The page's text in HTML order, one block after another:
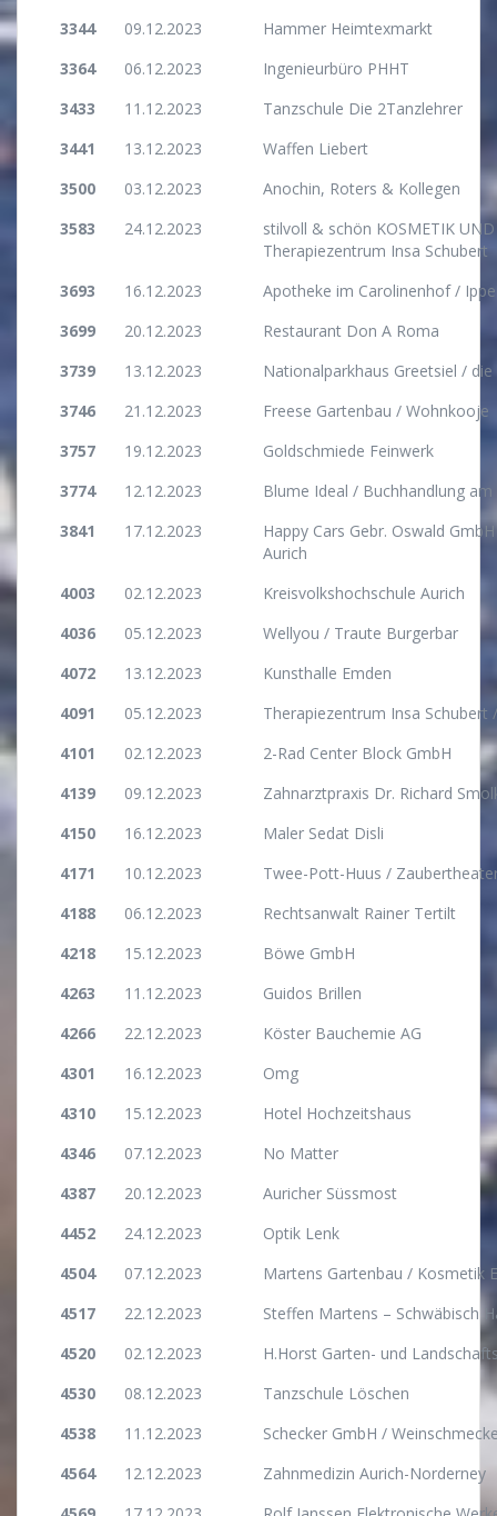
3344 09.12.2023
Hammer Heimtexmarkt
3364
06.12.2023
Ingenieurbüro PHHT
3433
11.12.2023
Tanzschule Die 2Tanzlehrer
3441
13.12.2023
Waffen Liebert
3500
03.12.2023
Anochin, Roters & Kollegen
3583
24.12.2023
stilvoll & schön KOSMETIK
Therapiezentrum Insa Schubert
3693
16.12.2023
Apotheke im Carolinenhof / Ippe
3699
20.12.2023
Restaurant Don A Roma
3739
13.12.2023
Nationalparkhaus Greetsiel / die
3746
21.12.2023
Freese Gartenbau / Wohnkooje
3757
19.12.2023
Goldschmiede Feinwerk
3774
12.12.2023
Blume Ideal / Buchhandlung am
3841
17.12.2023
Happy Cars Gebr. Oswald
Aurich
4003
02.12.2023
Kreisvolkshochschule Aurich
4036
05.12.2023
Wellyou / Traute Burgerbar
4072
13.12.2023
Kunsthalle Emden
4091
05.12.2023
Therapiezentrum Insa Schubert
4101
02.12.2023
2-Rad Center Block GmbH
4139
09.12.2023
Zahnarztpraxis Dr. Richard
4150
16.12.2023
Maler Sedat Disli
4171
10.12.2023
Twee-Pott-Huus /
4188
06.12.2023
Rechtsanwalt Rainer Tertilt
4218
15.12.2023
Böwe GmbH
4263
11.12.2023
Guidos Brillen
4266
22.12.2023
Köster Bauchemie AG
4301
16.12.2023
Omg
4310
15.12.2023
Hotel Hochzeitshaus
4346
07.12.2023
No Matter
4387
20.12.2023
Auricher Süssmost
4452
24.12.2023
Optik Lenk
4504
07.12.2023
Martens Gartenbau / Kosmetik
4517
22.12.2023
Steffen Martens – Schwäbisch
4520
02.12.2023
H.Horst Garten- und
4530
08.12.2023
Tanzschule Löschen
4538
11.12.2023
Schecker GmbH /
4564
12.12.2023
Zahnmedizin Aurich-Norderney